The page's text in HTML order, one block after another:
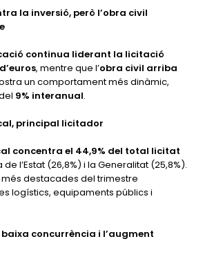
la inversió, però l’obra civil
continua liderant la licitació
, mentre que l’obra civil arriba
un comportament més dinàmic,
9% interanual.
principal licitador
concentra el 44,9% del total licitat
de l’Estat (26,8%) i la Generalitat (25,8%).
destacades del trimestre
logístics, equipaments públics i
concurrència i l’augment